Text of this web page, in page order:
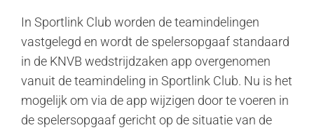
In Sportlink Club worden de teamindelingen
vastgelegd en wordt de spelersopgaaf standaard
in de KNVB wedstrijdzaken app overgenomen
vanuit de teamindeling in Sportlink Club. Nu is het
mogelijk om via de app wijzigen door te voeren in
de spelersopgaaf gericht op de situatie van de